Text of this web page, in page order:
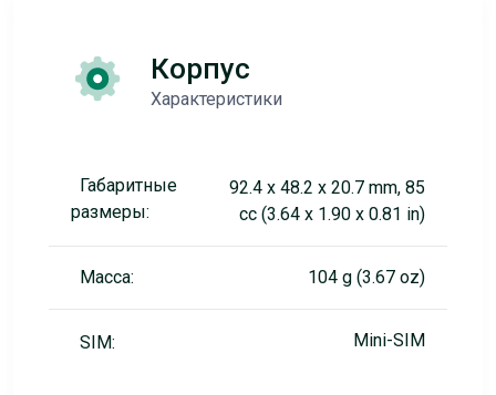
Корпус
Характеристики
Габаритные
размеры:
92.4 x 48.2 x 20.7 mm, 85
cc (3.64 x 1.90 x 0.81 in)
Масса: 104 g (3.67 oz)
SIM: Mini-SIM